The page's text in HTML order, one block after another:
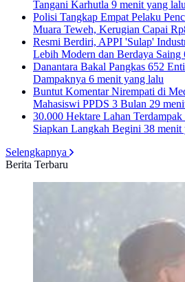
Tangani Karhutla 9 menit yang lalu
Polisi Tangkap Empat Pelaku
Muara Teweh, Kerugian Capai
Resmi Berdiri, APPI 'Sulap'
Lebih Modern dan Berdaya Saing
Danantara Bakal Pangkas 652
Dampaknya 6 menit yang lalu
Buntut Komentar Nirempati di
Mahasiswi PPDS 3 Bulan 29
30.000 Hektare Lahan
Siapkan Langkah Begini 38 menit
Selengkapnya
Berita Terbaru